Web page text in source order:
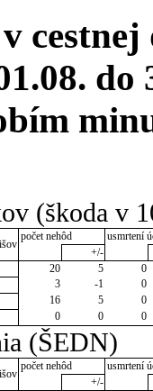
cestnej
do
(škoda v
počet nehôd
usmrtení
+/-
20 5
0
3 -1
0
16 5
0
0 0 0
(ŠEDN)
počet nehôd
usmrtení
+/-